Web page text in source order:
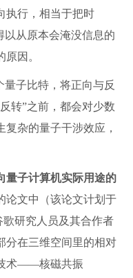
执行，相当于把时
以从原本会淹没信息的
因。
子比特，将正向与反
转”之前，都会对少数
杂的量子干涉效应，
量子计算机实际用途的
论文中（该论文计划于
歌研究人员及其合作者
分在三维空间里的相对
术——核磁共振